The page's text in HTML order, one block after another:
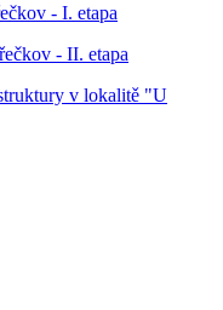
- I. etapa
- II. etapa
v lokalitě "U